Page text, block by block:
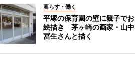
暮らす・働く
平塚の保育園の壁に親子でお
絵描き 茅ヶ崎の画家・山中
冨生さんと描く